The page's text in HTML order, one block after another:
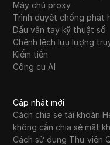
Máy chủ proxy
Trình duyệt chống phát
Dấu vân tay kỹ thuật số
Chênh lệch lưu lượng
Kiếm tiền
Công cụ AI
Cập nhật mới
Cách chia sẻ tài khoản
không cần chia sẻ mật
Cách sử dụng Thư viện